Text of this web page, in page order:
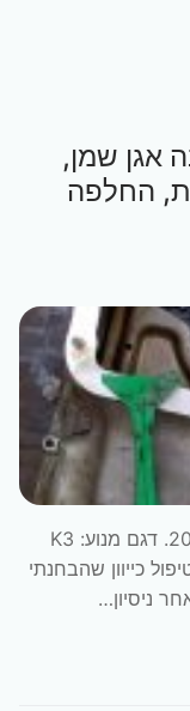
אגן שמן,
החלפה
הרכב: דייהטסו סיריון אוטומטית, שנת 2008. דגם מנוע: K3
כייוון שהבחנתי
ניסיון…